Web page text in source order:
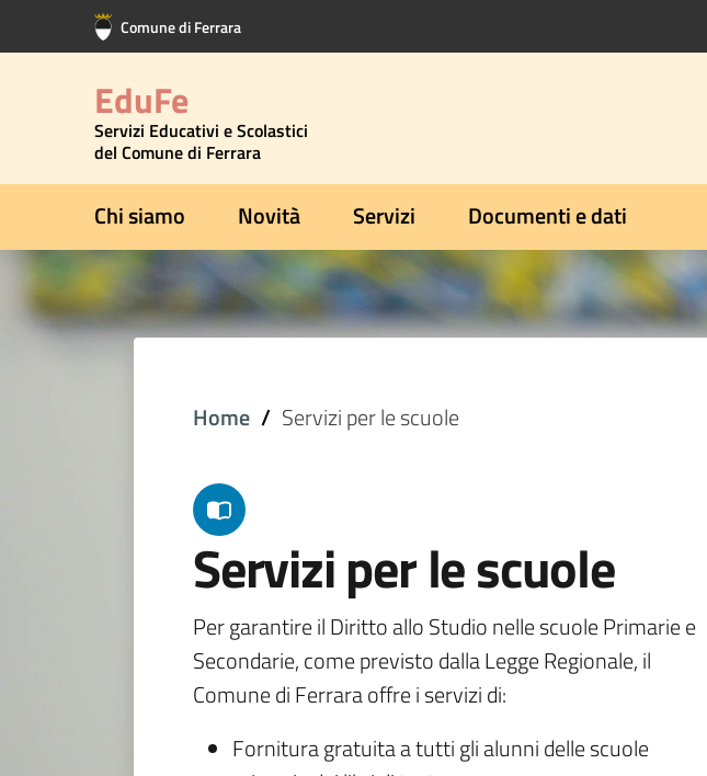
Vai al contenuto principale
Vai al footer Comune di Ferrara
EduFe
Servizi Educativi e Scolastici
del Comune di Ferrara
Chi siamo Novità Servizi Documenti e dati
Home Servizi per le scuole
Servizi per le scuole
Per garantire il Diritto allo Studio nelle scuole Primarie e
Secondarie, come previsto dalla Legge Regionale, il
Comune di Ferrara offre i servizi di:
Fornitura gratuita a tutti gli alunni delle scuole